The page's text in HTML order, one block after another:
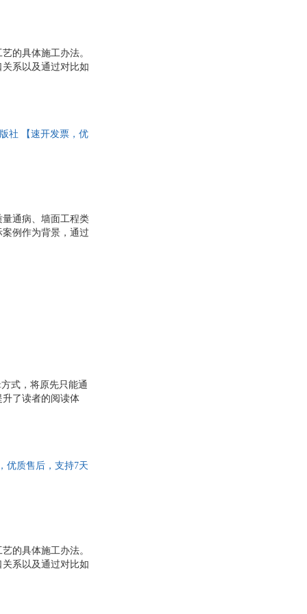
的具体施工办法。
系以及通过对比如
社 【速开发票，优
通病、墙面工程类
例作为背景，通过
式，将原先只能通
了读者的阅读体
优质售后，支持7天
的具体施工办法。
系以及通过对比如